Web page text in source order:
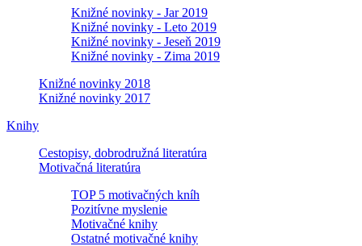
Knižné novinky - Jar 2019
Knižné novinky - Leto 2019
Knižné novinky - Jeseň 2019
Knižné novinky - Zima 2019
Knižné novinky 2018
Knižné novinky 2017
Knihy
Cestopisy, dobrodružná literatúra
Motivačná literatúra
TOP 5 motivačných kníh
Pozitívne myslenie
Motivačné knihy
Ostatné motivačné knihy